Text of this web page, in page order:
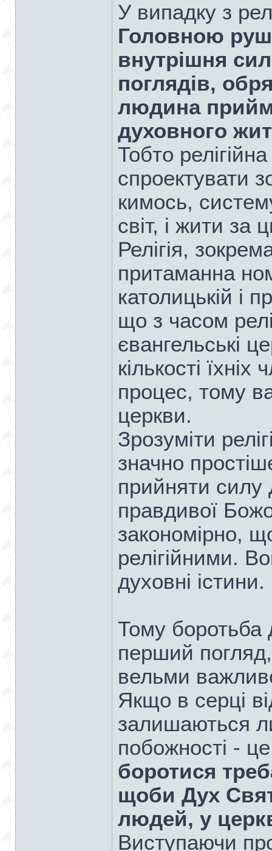
У випадку з
Головною
внутрішня
поглядів,
людина
духовного
Тобто
спроектувати
кимось,
світ, і жити
Релігія,
притаманна
католицькій і
що з часом
євангельські
кількості
процес, тому
церкви.
Зрозуміти
значно
прийняти силу
правдивої
закономірно,
релігійними.
духовні істини.
Тому боротьба
перший
вельми
Якщо в серці
залишаються
побожності -
боротися
щоби Дух
людей, у
Виступаючи